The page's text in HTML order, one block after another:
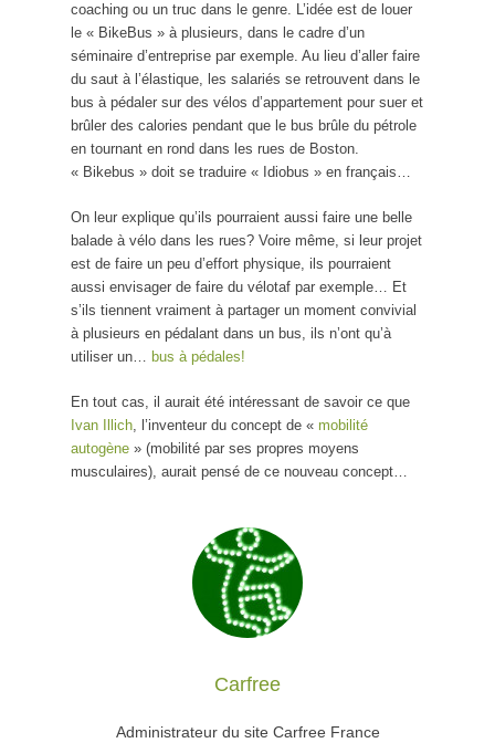
coaching ou un truc dans le genre. L’idée est de louer
le « BikeBus » à plusieurs, dans le cadre d’un
séminaire d’entreprise par exemple. Au lieu d’aller faire
du saut à l’élastique, les salariés se retrouvent dans le
bus à pédaler sur des vélos d’appartement pour suer et
brûler des calories pendant que le bus brûle du pétrole
en tournant en rond dans les rues de Boston.
« Bikebus » doit se traduire « Idiobus » en français…
On leur explique qu’ils pourraient aussi faire une belle
balade à vélo dans les rues? Voire même, si leur projet
est de faire un peu d’effort physique, ils pourraient
aussi envisager de faire du vélotaf par exemple… Et
s’ils tiennent vraiment à partager un moment convivial
à plusieurs en pédalant dans un bus, ils n’ont qu’à
utiliser un… bus à pédales!
En tout cas, il aurait été intéressant de savoir ce que
Ivan Illich, l’inventeur du concept de « mobilité
autogène » (mobilité par ses propres moyens
musculaires), aurait pensé de ce nouveau concept…
Carfree
Administrateur du site Carfree France